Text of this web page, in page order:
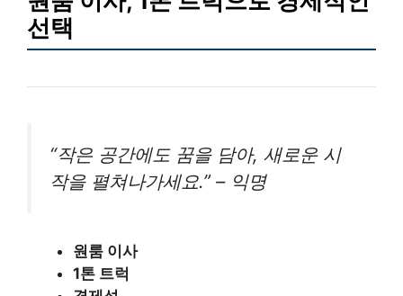
선택
“작은 공간에도 꿈을 담아, 새로운 시
작을 펼쳐나가세요.” – 익명
원룸 이사
1톤 트럭